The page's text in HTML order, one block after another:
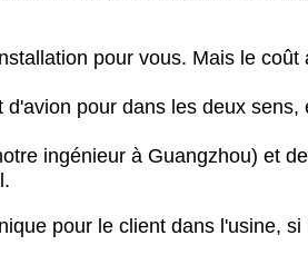
pour vous. Mais le coût
pour dans les deux sens,
ingénieur à Guangzhou) et
pour le client dans l'usine, si